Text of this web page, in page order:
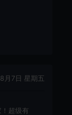
月7日 星期五
超级有